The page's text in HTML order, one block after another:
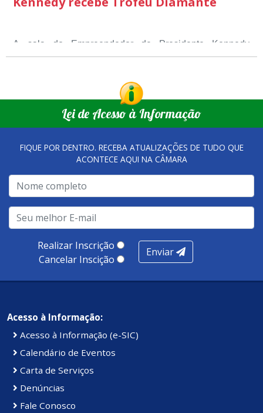
A sala do Empreendedor de Presidente Kennedy
recebeu o Selo Sebrae de Referência em atendimento, o
atesta a qualidade dos serviços prestados aos
empreendedores locais.
O Selo Sebrae nasceu inspirado nos casos de sucesso,
que merecem o reconhecimento nacional, que se
tornaram referência, nas melhorias da gestão, e na
qualidade dos atendimentos prestados nesses espaços.
A metodologia de avaliação se concentra em 7 pilares:
qualidade no atendimento remoto, gestão, oferta /
realização de soluções, ambiente de negócios,
infraestrutura, presença digital e cobertura e
produtividade. Somados, todos as categorias totalizam
Kennedy.
Lei de Acesso à Informação
FIQUE POR DENTRO. RECEBA ATUALIZAÇÕES DE TUDO QUE
ACONTECE AQUI NA CÂMARA
Realizar Inscrição
Cancelar Inscição
Enviar
Acesso à Informação:
Acesso à Informação (e-SIC)
Calendário de Eventos
Carta de Serviços
Denúncias
Fale Conosco